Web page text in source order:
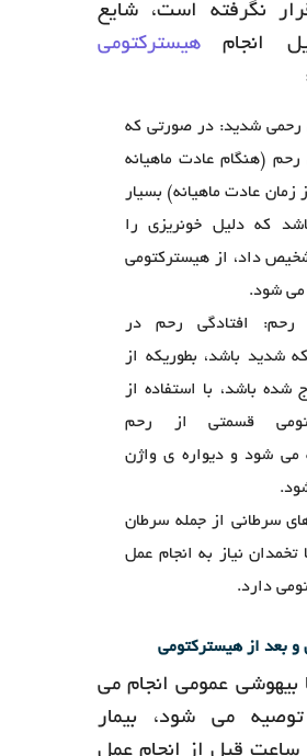
نگرفته است، شایع
انجام هیسترکتومی
رحمی شدید: در صورتی که
رحم (هنگام عادت ماهیانه
زمان عادت ماهیانه) بسیار
که دلیل خونریزی را
داد، از هیسترکتومی
می شود.
رحم: افتادگی رحم در
شدید باشد، بطوریکه از
شده باشد، با استفاده از
قسمتی از رحم
می شود و دیواره ی واژن
سرطانی از جمله سرطان
تخمدان نیاز به انجام عمل
دارد.
و بعد از هیسترکتومی
بیهوشی عمومی انجام می
می شود، بیمار
حداقل 12 ساعت قبل از انجام عمل